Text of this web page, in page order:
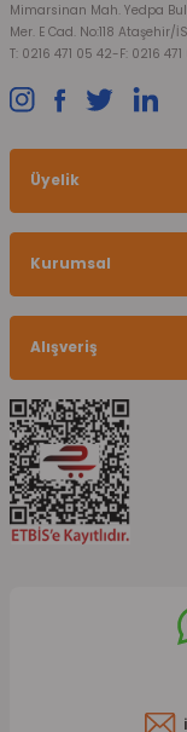
Mimarsinan Mah. Yedpa
Mer. E Cad. No:118 Ataşehir/
T: 0216 471 05 42-F: 0216 471
Üyelik
Kurumsal
Alışveriş